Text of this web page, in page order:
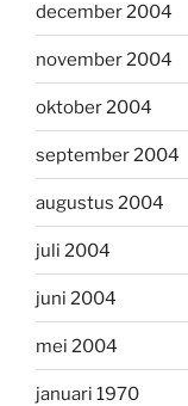
december 2004
november 2004
oktober 2004
september 2004
augustus 2004
juli 2004
juni 2004
mei 2004
januari 1970